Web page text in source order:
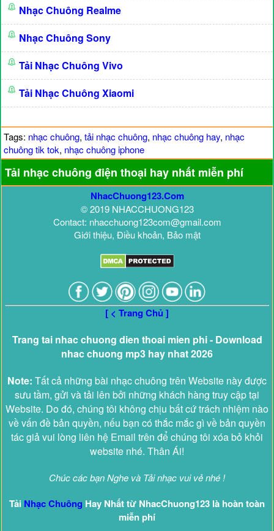
Nhạc Chuông Realme
Nhạc Chuông Sony
Tải Nhạc Chuông Vivo
Tải Nhạc Chuông Xiaomi
Tags: nhạc chuông, tải nhạc chuông, nhạc chuông hay, nhạc
chuông tik tok, nhạc chuông iphone
Tải nhạc chuông điện thoại hay nhất miễn phí
NhacChuong123.Com
© 2019 NHACCHUONG123
Contact: nhacchuong123com@gmail.com
Giới thiệu, Điều khoản, Bảo mật
[ < Trang Chủ ]
Trang tai nhac chuong dien thoai mien phi - Download
nhac chuong mp3 hay nhat 2026
Note: Tất cả những bài nhạc chuông trên Website này được
sưu tầm, gửi và tải lên bởi những khách hàng truy cập tại
Website. Do đó, chúng tôi không chịu bất cứ trách nhiệm nào
về vấn đề bản quyền, nếu bạn có thắc mắc gì về bản quyền
tác giả vui lòng liên hệ Email trên để chúng tôi xóa bỏ khỏi
website nhé. Thân Ái!
Chúc các bạn Nghe và Tải nhạc vui vẻ nhé !
Tải Nhạc Chuông Hay Nhất từ NhacChuong123 là hoàn toàn
miễn phí